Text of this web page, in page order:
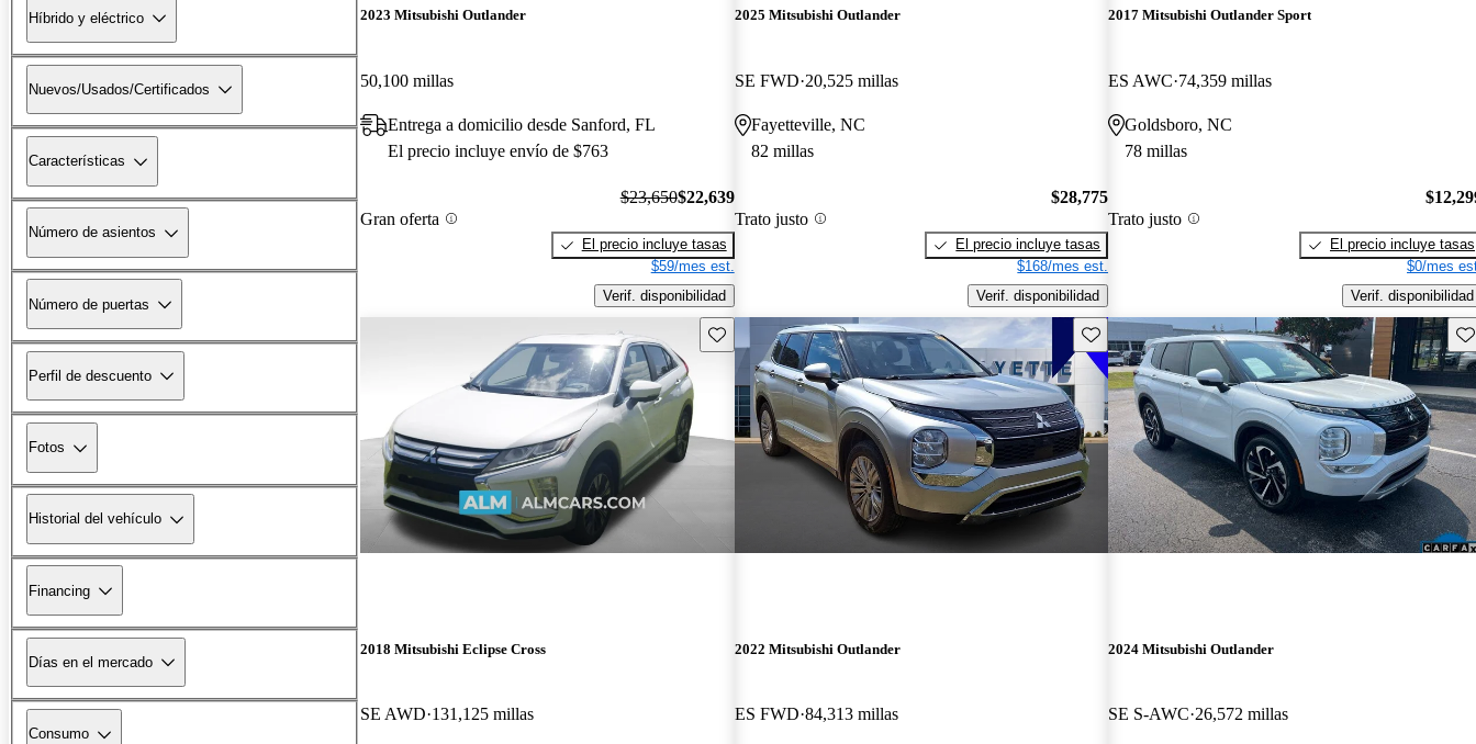
Híbrido y eléctrico
Nuevos/Usados/Certificados
Características
Número de asientos
Número de puertas
Perfil de descuento
Fotos
Historial del vehículo
Financing
Días en el mercado
Consumo
2023 Mitsubishi Outlander
50,100 millas
Entrega a domicilio desde Sanford, FL
El precio incluye envío de $763
Gran oferta
$23,650$22,639
El precio incluye tasas
$59/mes est.
Verif. disponibilidad
2025 Mitsubishi Outlander
SE FWD 20,525 millas
Fayetteville, NC
82 millas
Trato justo
$28,775
El precio incluye tasas
$168/mes est.
Verif. disponibilidad
2017 Mitsubishi Outlander Sport
ES AWC 74,359 millas
Goldsboro, NC
78 millas
Trato justo
El precio incluye tasas
$0/mes
Verif. disponibilidad
Guarda este Aviso
2018 Mitsubishi Eclipse Cross
SE AWD 131,125 millas
Guarda este Aviso
2022 Mitsubishi Outlander
ES FWD 84,313 millas
2024 Mitsubishi Outlander
SE S-AWC 26,572 millas